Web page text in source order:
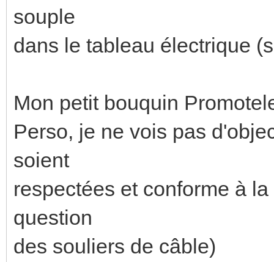
souple
dans le tableau électrique
Mon petit bouquin
Perso, je ne vois pas
soient
respectées et conforme à
question
des souliers de câble)